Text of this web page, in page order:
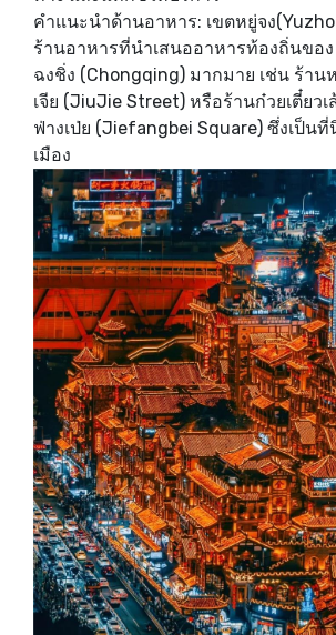
คำแนะนำด้านอาหาร: เขตหยู่จง
ร้านอาหารที่นำเสนออาหารท้องถิ่นของ
ฉงชิ่ง (Chongqing) มากมาย เช่น ร้า
เจีย (JiuJie Street) หรือร้านก๋วยเตี๋ยวเ
ฟ่างเป่ย (Jiefangbei Square) ซึ่งเป็น
เมือง